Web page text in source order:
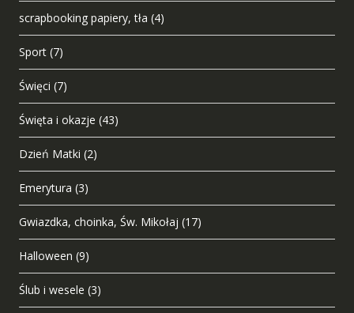
scrapbooking papiery, tła (4)
Sport (7)
Święci (7)
Święta i okazje (43)
Dzień Matki (2)
Emerytura (3)
Gwiazdka, choinka, Św. Mikołaj (17)
Halloween (9)
Ślub i wesele (3)